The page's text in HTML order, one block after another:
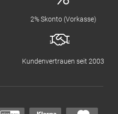
2% Skonto (Vorkasse)
Kundenvertrauen seit 2003